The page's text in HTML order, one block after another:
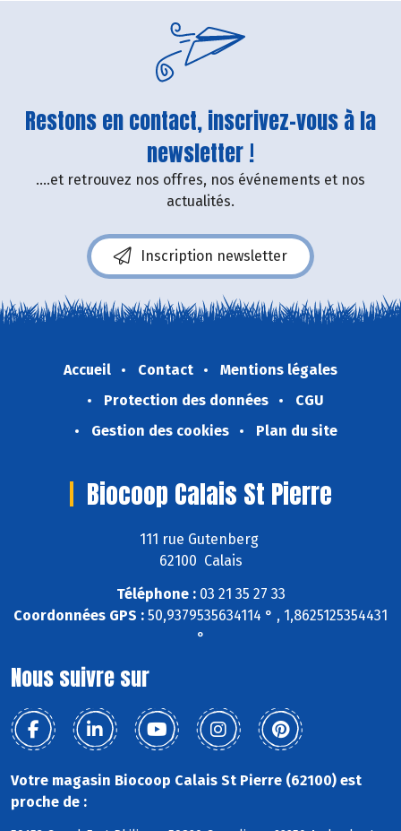
Restons en contact, inscrivez-vous à la
newsletter !
....et retrouvez nos offres, nos événements et nos
actualités.
Inscription newsletter
Accueil Contact
Mentions légales
Protection des données
CGU
Gestion des cookies
Plan du site
Biocoop Calais St Pierre
111 rue Gutenberg
62100 Calais
Téléphone :03 21 35 27 33
Coordonnées GPS : 50,9379535634114 ° , 1,8625125354431
°
Nous suivre sur
Votre magasin Biocoop Calais St Pierre (62100) est
proche de :